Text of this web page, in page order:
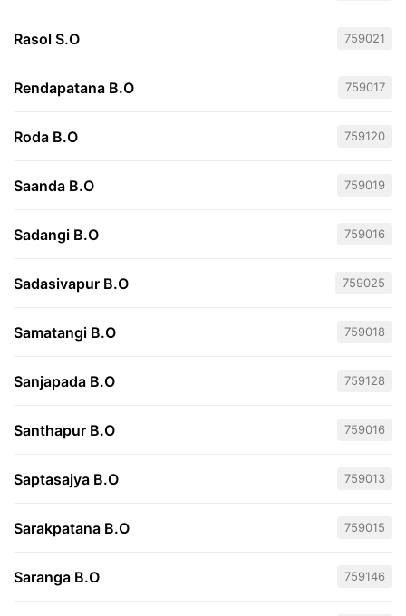
Rasol S.O 759021
Rendapatana B.O 759017
Roda B.O 759120
Saanda B.O 759019
Sadangi B.O 759016
Sadasivapur B.O 759025
Samatangi B.O 759018
Sanjapada B.O 759128
Santhapur B.O 759016
Saptasajya B.O 759013
Sarakpatana B.O 759015
Saranga B.O 759146